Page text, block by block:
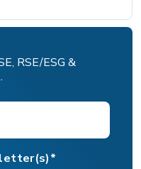
RSE/ESG &